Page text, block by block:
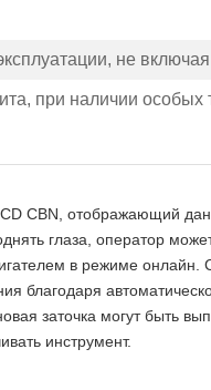
не
при наличии
CBN, отображающий
глаза, оператор
в режиме онлайн.
благодаря
заточка могут быть
инструмент.